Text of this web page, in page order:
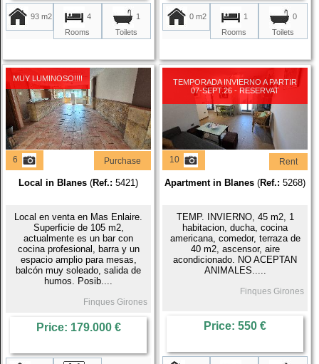
93 m2
4
Rooms
1
Toilets
0 m2
1
Rooms
0
Toilets
MUY LUMINOSO!!!!
6 Purchase
Local in Blanes (Ref.: 5421)
Local en venta en Mas Enlaire.
Superficie de 105 m2,
actualmente es un bar con
cocina profesional, barra y un
espacio amplio para mesas,
balcón muy soleado, salida de
humos. Posib....
Finques Girones
Price: 179.000 €
TEMPORADA INVIERNO A PARTIR
07-SEPT.26 - RESERVAT
10 Rent
Apartment in Blanes (Ref.: 5268)
TEMP. INVIERNO, 45 m2, 1
habitacion, ducha, cocina
americana, comedor, terraza de
40 m2, ascensor, aire
acondicionado. NO ACEPTAN
ANIMALES.....
Finques Girones
Price: 550 €